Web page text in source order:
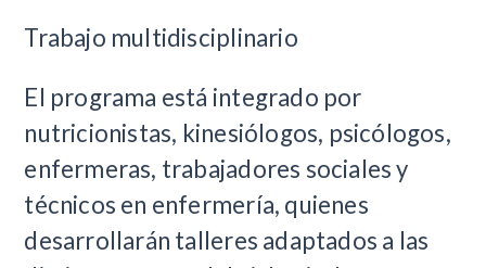
Trabajo multidisciplinario
El programa está integrado por
nutricionistas, kinesiólogos, psicólogos,
enfermeras, trabajadores sociales y
técnicos en enfermería, quienes
desarrollarán talleres adaptados a las